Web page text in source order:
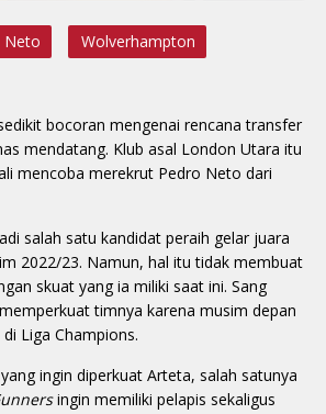
Neto Wolverhampton
bocoran mengenai rencana transfer
mendatang. Klub asal London Utara itu
mencoba merekrut Pedro Neto dari
salah satu kandidat peraih gelar juara
2022/23. Namun, hal itu tidak membuat
skuat yang ia miliki saat ini. Sang
timnya karena musim depan
Liga Champions.
ingin diperkuat Arteta, salah satunya
ingin memiliki pelapis sekaligus